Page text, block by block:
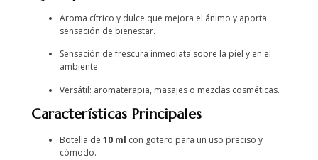
Aroma cítrico y dulce que mejora el ánimo y aporta
sensación de bienestar.
Sensación de frescura inmediata sobre la piel y en el
ambiente.
Versátil: aromaterapia, masajes o mezclas cosméticas.
Características Principales
Botella de 10 ml con gotero para un uso preciso y
cómodo.